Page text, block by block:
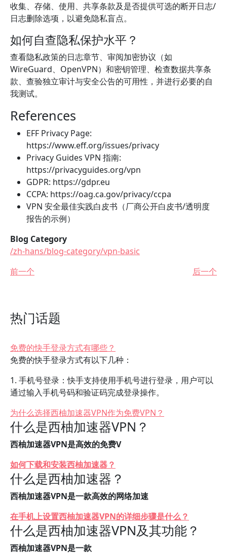
收集、存储、使用、共享条款及是否提供可选的断开日志/
日志删除选项，以避免隐私盲点。
如何自查隐私保护水平？
查看隐私政策的日志章节、审阅加密协议（如
WireGuard、OpenVPN）和密钥管理、检查数据共享条
款、查验独立审计与安全公告的可用性，并进行必要的自
我测试。
References
EFF Privacy Page:
https://www.eff.org/issues/privacy
Privacy Guides VPN 指南:
https://privacyguides.org/vpn
GDPR: https://gdpr.eu
CCPA: https://oag.ca.gov/privacy/ccpa
VPN 安全最佳实践白皮书（厂商公开白皮书/透明度
报告的示例）
Blog Category
/zh-hans/blog-category/vpn-basic
前一个
后一个
热门话题
免费的快手登录方式有哪些？
免费的快手登录方式有以下几种：
1. 手机号登录：快手支持使用手机号进行登录，用户可以
通过输入手机号码和验证码完成登录操作。
为什么选择西柚加速器VPN作为免费VPN？
什么是西柚加速器VPN？
西柚加速器VPN是高效的免费V
如何下载和安装西柚加速器？
什么是西柚加速器？
西柚加速器VPN是一款高效的网络加速
在手机上设置西柚加速器VPN的详细步骤是什么？
什么是西柚加速器VPN及其功能？
西柚加速器VPN是一款